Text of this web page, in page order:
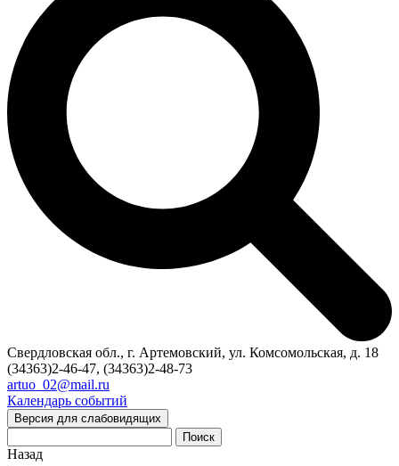
Свердловская обл., г. Артемовский, ул. Комсомольская, д. 18
(34363)2-46-47, (34363)2-48-73
artuo_02@mail.ru
Календарь событий
Версия для слабовидящих
Поиск
Назад